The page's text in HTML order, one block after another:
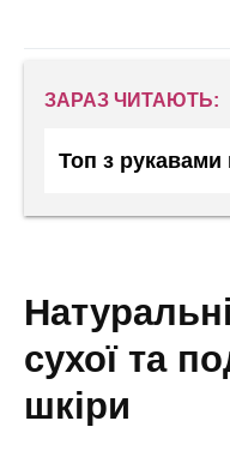
ЗАРАЗ ЧИТАЮТЬ:
Топ з
натуральні засоби для
сухої та
шкіри